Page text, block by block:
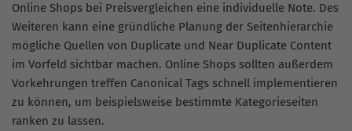
Online Shops bei Preisvergleichen eine individuelle Note. Des
Weiteren kann eine gründliche Planung der Seitenhierarchie
mögliche Quellen von Duplicate und Near Duplicate Content
im Vorfeld sichtbar machen. Online Shops sollten außerdem
Vorkehrungen treffen Canonical Tags schnell implementieren
zu können, um beispielsweise bestimmte Kategorieseiten
ranken zu lassen.